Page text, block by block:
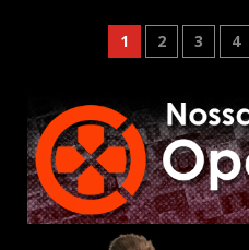
de
posts
1 2 3 4